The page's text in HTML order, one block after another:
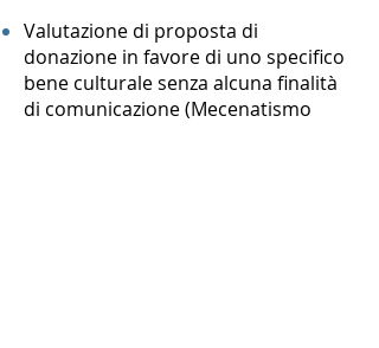
Valutazione di proposta di
donazione in favore di uno specifico
bene culturale senza alcuna finalità
di comunicazione (Mecenatismo